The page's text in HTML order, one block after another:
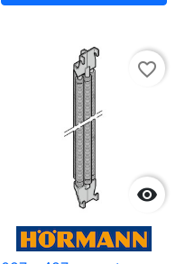

favorite_border